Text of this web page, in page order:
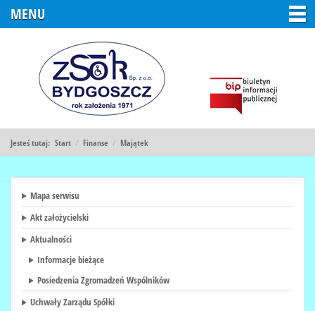
MENU
Jesteś tutaj: Start / Finanse / Majątek
Mapa serwisu
Akt założycielski
Aktualności
Informacje bieżące
Posiedzenia Zgromadzeń Wspólników
Uchwały Zarządu Spółki